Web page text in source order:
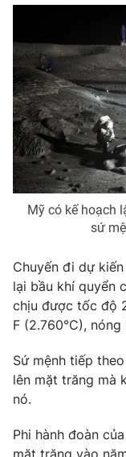
Vũ
Phó Tổng Biên tập:
Nguyễn Trọng Ninh
Tổng đài VTV:
Ðiện thoại Thời báo
Email:
Liên hệ quảng cáo:
® Cấm sao chép
thuận bằng văn
thông tin từ website
Mỹ có kế hoạch
sứ
Chuyến đi dự
lại bầu khí quyển
chịu được tốc độ
F (2.760°C),
Sứ mệnh tiếp
lên mặt trăng mà
nó.
Phi hành đoàn
mặt trăng vào